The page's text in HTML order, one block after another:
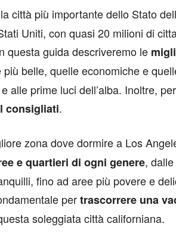
città più importante dello Stato
Uniti, con quasi 20 milioni di
questa guida descriveremo le
più belle, quelle economiche e
alle prime luci dell’alba. Inoltre,
consigliati.
zona dove dormire a Los
e quartieri di ogni genere,
fino ad aree più povere e
pertrascorrere una
soleggiata città californiana.